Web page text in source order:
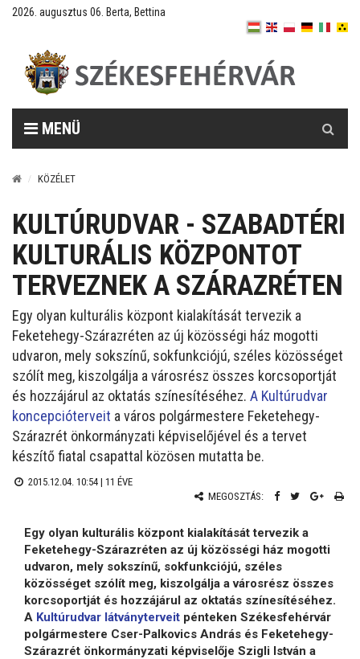
2026. augusztus 06. Berta, Bettina
MENÜ
KÖZÉLET
KULTÚRUDVAR - SZABADTÉRI
KULTURÁLIS KÖZPONTOT
TERVEZNEK A SZÁRAZRÉTEN
Egy olyan kulturális központ kialakítását tervezik a
Feketehegy-Szárazréten az új közösségi ház mogotti
udvaron, mely sokszínű, sokfunkciójú, széles közösséget
szólít meg, kiszolgálja a városrész összes korcsoportját
és hozzájárul az oktatás színesítéséhez. A Kultúrudvar
koncepcióterveit a város polgármestere Feketehegy-
Szárazrét önkormányzati képviselőjével és a tervet
készítő fiatal csapattal közösen mutatta be.
2015.12.04. 10:54 | 11 ÉVE
MEGOSZTÁS:
Egy olyan kulturális központ kialakítását tervezik a
Feketehegy-Szárazréten az új közösségi ház mogotti
udvaron, mely sokszínű, sokfunkciójú, széles
közösséget szólít meg, kiszolgálja a városrész összes
korcsoportját és hozzájárul az oktatás színesítéséhez.
A Kultúrudvar látványterveit pénteken Székesfehérvár
polgármestere Cser-Palkovics András és Feketehegy-
Szárazrét önkormányzati képviselője Szigli István a